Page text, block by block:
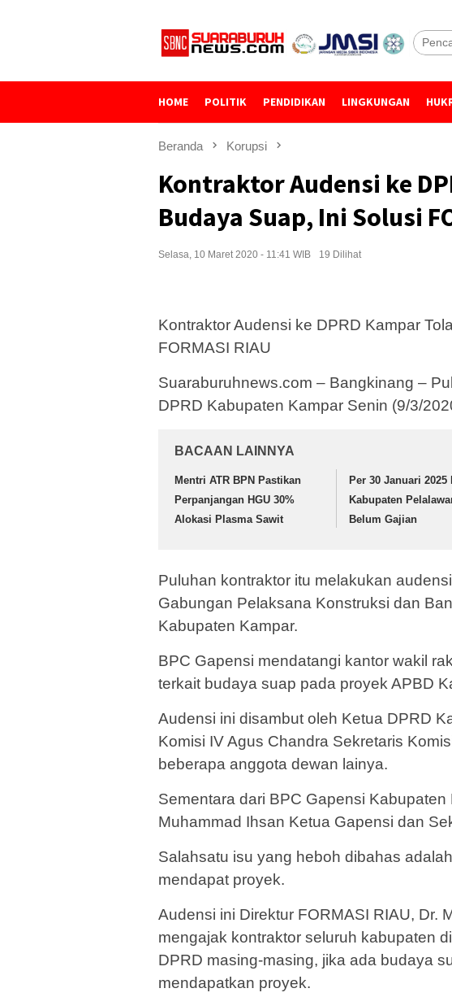
HOME POLITIK PENDIDIKAN LINGKUNGAN
Beranda Korupsi
Kontraktor Audensi ke
Budaya Suap, Ini Solusi
Selasa, 10 Maret 2020 - 11:41 WIB 19 Dilihat
Kontraktor Audensi ke DPRD Kampar
FORMASI RIAU
Suaraburuhnews.com – Bangkinang –
DPRD Kabupaten Kampar Senin (9/3/
BACAAN LAINNYA
Mentri ATR BPN Pastikan
Perpanjangan HGU 30%
Alokasi Plasma Sawit
Per 30 Januari 2025
Kabupaten
Belum Gajian
Puluhan kontraktor itu melakukan
Gabungan Pelaksana Konstruksi dan
Kabupaten Kampar.
BPC Gapensi mendatangi kantor wakil
terkait budaya suap pada proyek APBD
Audensi ini disambut oleh Ketua DPRD
Komisi IV Agus Chandra Sekretaris
beberapa anggota dewan lainya.
Sementara dari BPC Gapensi
Muhammad Ihsan Ketua Gapensi dan
Salahsatu isu yang heboh dibahas
mendapat proyek.
Audensi ini Direktur FORMASI RIAU, Dr.
mengajak kontraktor seluruh kabupaten
DPRD masing-masing, jika ada budaya
mendapatkan proyek.